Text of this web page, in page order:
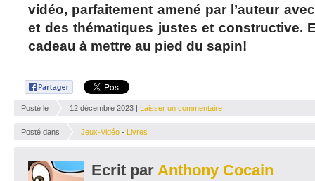
vidéo, parfaitement amené par l’auteur
et des thématiques justes et constructive.
cadeau à mettre au pied du sapin!
Posté le 12 décembre 2023 | Laisser un commentaire
Posté dans Jeux-Vidéo - Livres
Ecrit par Anthony Cocain